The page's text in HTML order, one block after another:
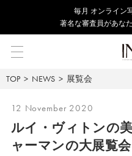
毎⽉ オンライン
著名な審査員があな
TOP NEWS 展覧会
12 November 2020
ルイ・ヴィトンの
ャーマンの大展覧会